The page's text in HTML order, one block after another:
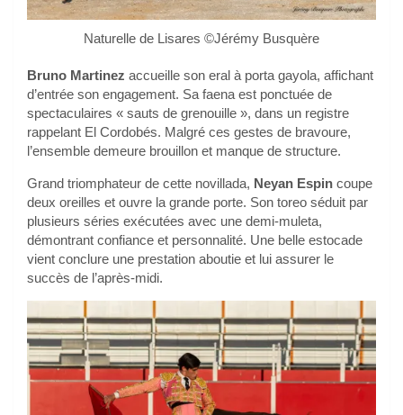
Naturelle de Lisares ©Jérémy Busquère
Bruno Martinez accueille son eral à porta gayola, affichant
d’entrée son engagement. Sa faena est ponctuée de
spectaculaires « sauts de grenouille », dans un registre
rappelant El Cordobés. Malgré ces gestes de bravoure,
l’ensemble demeure brouillon et manque de structure.
Grand triomphateur de cette novillada, Neyan Espin coupe
deux oreilles et ouvre la grande porte. Son toreo séduit par
plusieurs séries exécutées avec une demi-muleta,
démontrant confiance et personnalité. Une belle estocade
vient conclure une prestation aboutie et lui assurer le
succès de l’après-midi.